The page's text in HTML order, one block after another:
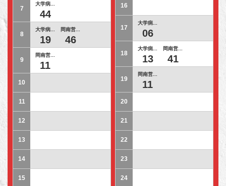
7
大学病...
44
8
大学病...
19
岡南営...
46
9
岡南営...
11
10
11
12
13
14
15
16
17
大学病...
06
18
大学病...
13
岡南営...
41
19
岡南営...
11
20
21
22
23
24